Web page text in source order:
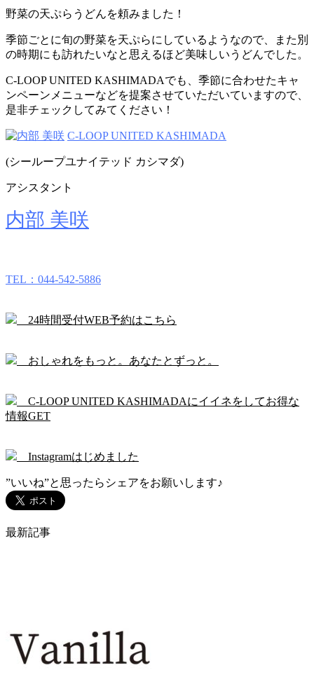
野菜の天ぷらうどんを頼みました！
季節ごとに旬の野菜を天ぷらにしているようなので、また別
の時期にも訪れたいなと思えるほど美味しいうどんでした。
C-LOOP UNITED KASHIMADAでも、季節に合わせたキャ
ンペーンメニューなどを提案させていただいていますので、
是非チェックしてみてください！
C-LOOP UNITED KASHIMADA
(シーループユナイテッド カシマダ)
アシスタント
内部 美咲
TEL：044-542-5886
24時間受付WEB予約はこちら
おしゃれをもっと。あなたとずっと。
C-LOOP UNITED KASHIMADAにイイネをしてお得な
情報GET
Instagramはじめました
”いいね”と思ったらシェアをお願いします♪
最新記事